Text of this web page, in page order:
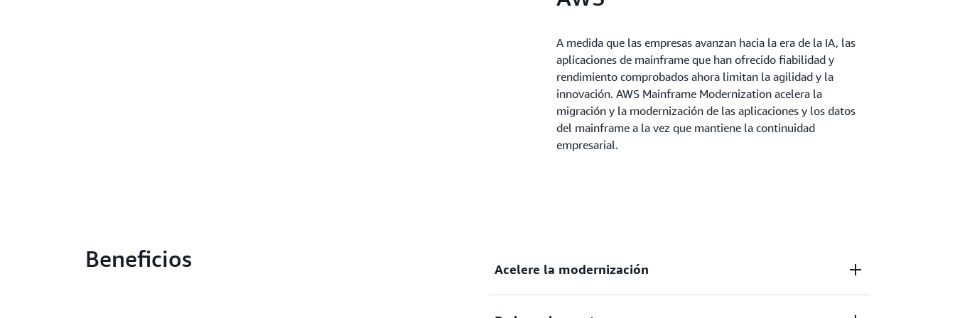
A medida que las empresas avanzan hacia la era de la IA, las
aplicaciones de mainframe que han ofrecido fiabilidad y
rendimiento comprobados ahora limitan la agilidad y la
innovación. AWS Mainframe Modernization acelera la
migración y la modernización de las aplicaciones y los datos
del mainframe a la vez que mantiene la continuidad
empresarial.
Beneficios Acelere la modernización